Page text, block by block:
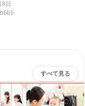
日
すべて見る